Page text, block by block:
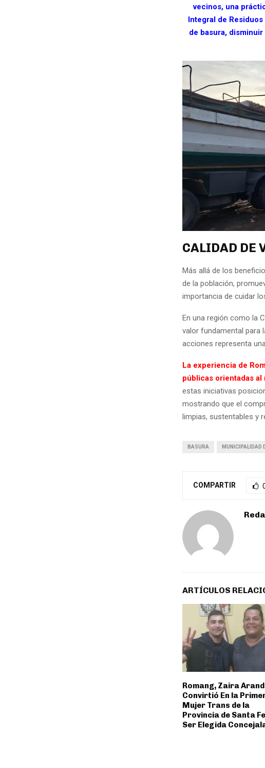
vecinos, una
Integral de
de basura,
CALIDAD DE
Más allá de los
de la población,
importancia de cuidar
En una región como la
valor fundamental para
acciones representa
La experiencia de
públicas orientadas
estas iniciativas
mostrando que el
limpias, sustentables y
BASURA MUNICIPALIDAD
COMPARTIR
ARTÍCULOS
Romang, Zaira
Convirtió En la
Mujer Trans de la
Provincia de Santa
Ser Elegida